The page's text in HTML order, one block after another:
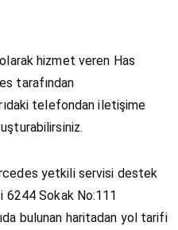
olarak hizmet veren Has
tarafından
telefondan iletişime
yetkili servisi destek
6244 Sokak No:111
bulunan haritadan yol tarifi